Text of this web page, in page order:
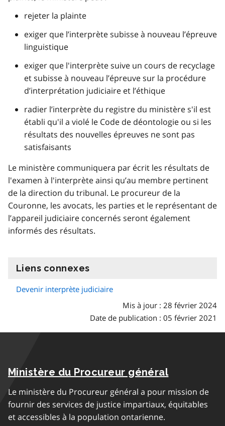
rejeter la plainte
exiger que l’interprète subisse à nouveau l’épreuve
linguistique
exiger que l'interprète suive un cours de recyclage
et subisse à nouveau l’épreuve sur la procédure
d’interprétation judiciaire et l’éthique
radier l’interprète du registre du ministère s'il est
établi qu'il a violé le Code de déontologie ou si les
résultats des nouvelles épreuves ne sont pas
satisfaisants
Le ministère communiquera par écrit les résultats de
l'examen à l'interprète ainsi qu’au membre pertinent
de la direction du tribunal. Le procureur de la
Couronne, les avocats, les parties et le représentant de
l’appareil judiciaire concernés seront également
informés des résultats.
Liens connexes
Devenir interprète judiciaire
Mis à jour : 28 février 2024
Date de publication : 05 février 2021
Ministère du Procureur général
Le ministère du Procureur général a pour mission de
fournir des services de justice impartiaux, équitables
et accessibles à la population ontarienne.